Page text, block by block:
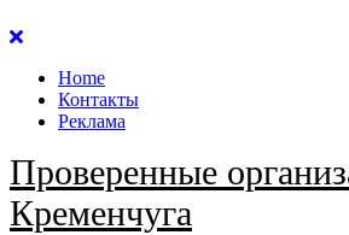
Перейти
содержанию
Home
Контакты
Реклама
Проверенные
Кременчуга